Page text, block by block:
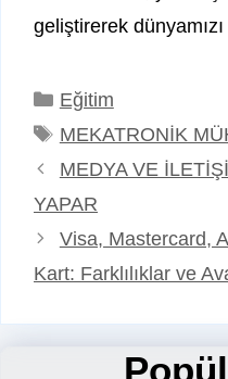
geliştirerek
Kategoriler
Eğitim
Etiketler
MEKATRONİK
MEDYA VE
YAPAR
Visa, Mastercard,
Kart: Farklılıklar ve